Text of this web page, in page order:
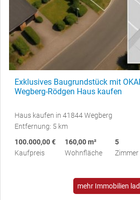
Exklusives Baugrundstück mit
Wegberg-Rödgen Haus kaufen
Haus kaufen in 41844 Wegberg
Entfernung: 5 km
100.000,00 €
Kaufpreis
160,00 m²
Wohnfläche
5
Zimmer
mehr Immobilien